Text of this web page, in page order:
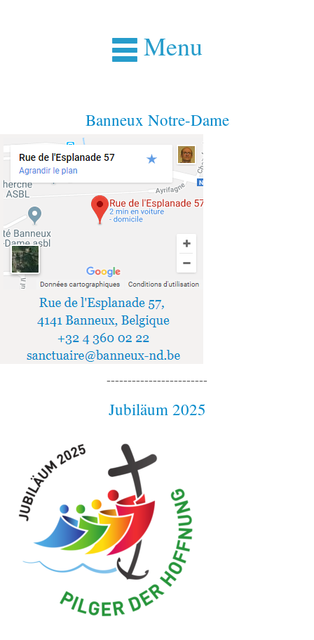
Menu
Banneux Notre-Dame
------------------------
Jubiläum 2025